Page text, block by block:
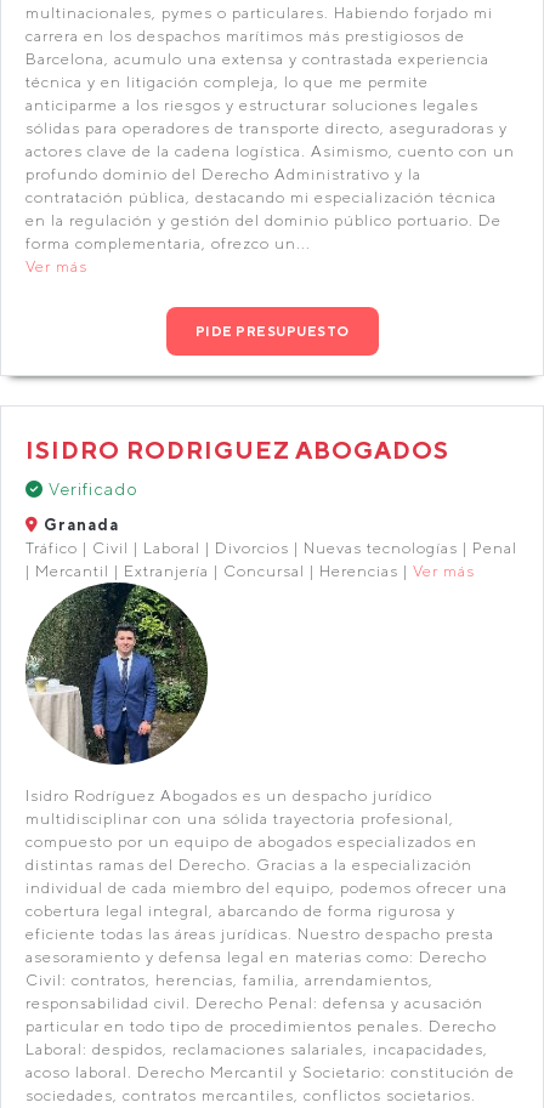
multinacionales, pymes o particulares. Habiendo forjado mi
carrera en los despachos marítimos más prestigiosos de
Barcelona, acumulo una extensa y contrastada experiencia
técnica y en litigación compleja, lo que me permite
anticiparme a los riesgos y estructurar soluciones legales
sólidas para operadores de transporte directo, aseguradoras y
actores clave de la cadena logística. Asimismo, cuento con un
profundo dominio del Derecho Administrativo y la
contratación pública, destacando mi especialización técnica
en la regulación y gestión del dominio público portuario. De
forma complementaria, ofrezco un...
Ver más
PIDE PRESUPUESTO
ISIDRO RODRIGUEZ ABOGADOS
Verificado
Granada
Tráfico | Civil | Laboral | Divorcios | Nuevas tecnologías | Penal
| Mercantil | Extranjería | Concursal | Herencias | Ver más
Isidro Rodríguez Abogados es un despacho jurídico
multidisciplinar con una sólida trayectoria profesional,
compuesto por un equipo de abogados especializados en
distintas ramas del Derecho. Gracias a la especialización
individual de cada miembro del equipo, podemos ofrecer una
cobertura legal integral, abarcando de forma rigurosa y
eficiente todas las áreas jurídicas. Nuestro despacho presta
asesoramiento y defensa legal en materias como: Derecho
Civil: contratos, herencias, familia, arrendamientos,
responsabilidad civil. Derecho Penal: defensa y acusación
particular en todo tipo de procedimientos penales. Derecho
Laboral: despidos, reclamaciones salariales, incapacidades,
acoso laboral. Derecho Mercantil y Societario: constitución de
sociedades, contratos mercantiles, conflictos societarios.